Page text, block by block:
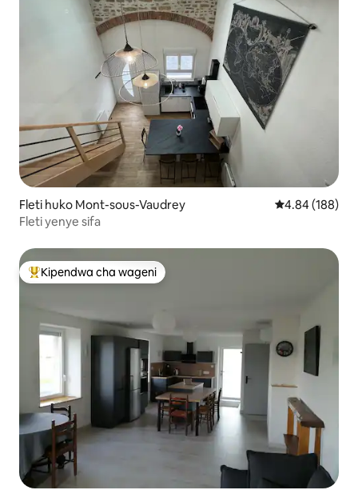
Fleti huko Mont-sous-Vaudrey Ukadiriaji wa
4.84 (188)
Fleti yenye sifa
Kipendwa maarufu cha wageni
Kipendwa cha wageni